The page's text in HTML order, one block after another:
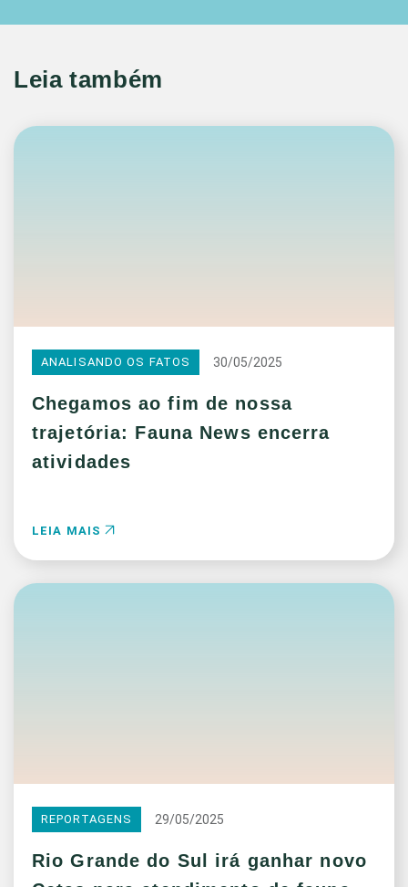
Leia também
ANALISANDO OS FATOS 30/05/2025
Chegamos ao fim de nossa
trajetória: Fauna News encerra
atividades
LEIA MAIS
REPORTAGENS 29/05/2025
Rio Grande do Sul irá ganhar novo